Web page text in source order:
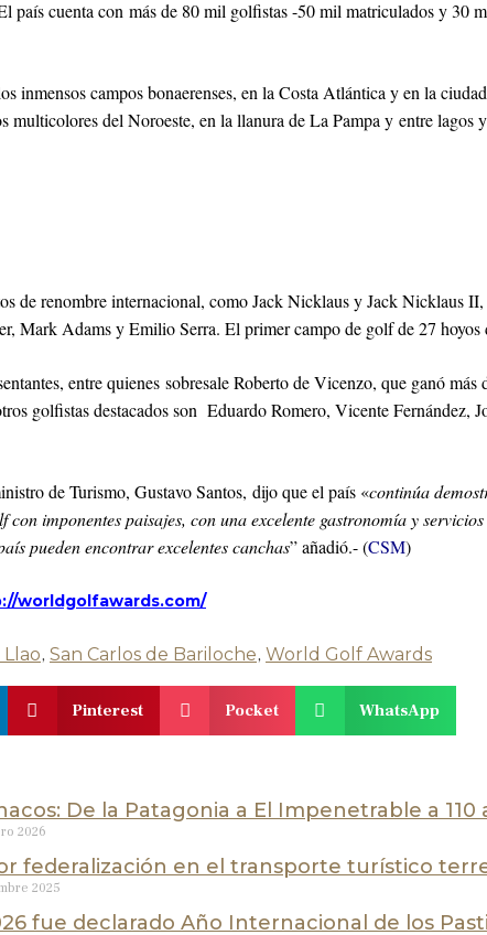
país cuenta con más de 80 mil golfistas -50 mil matriculados y 30
inmensos campos bonaerenses, en la Costa Atlántica y en la
del Noroeste, en la llanura de La Pampa y entre lagos
de renombre internacional, como Jack Nicklaus y Jack
Mark Adams y Emilio Serra. El primer campo de golf de 27
entre quienes sobresale Roberto de Vicenzo, que ganó
golfistas destacados son Eduardo Romero, Vicente
de Turismo, Gustavo Santos, dijo que el país «continúa
imponentes paisajes, con una excelente gastronomía y
pueden encontrar excelentes canchas” añadió.- (CSM)
worldgolfawards.com/
Llao, San Carlos de Bariloche, World Golf Awards
Pinterest Pocket WhatsApp
De la Patagonia a El Impenetrable a
2026
federalización en el transporte turístico
2025
fue declarado Año Internacional de los